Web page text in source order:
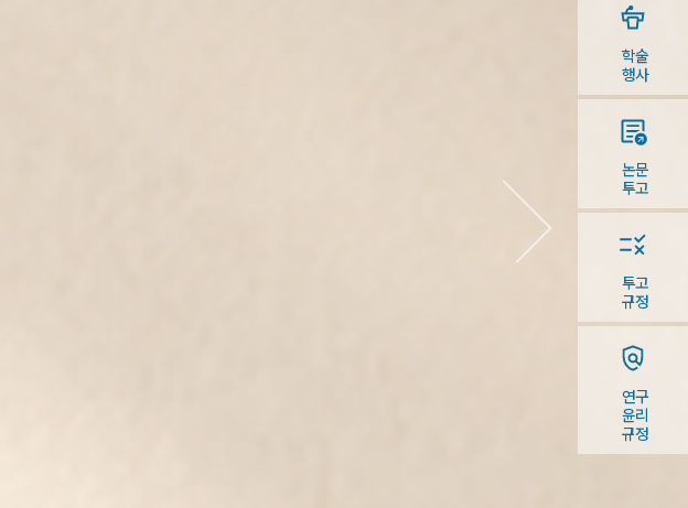
학술
행사
논문
투고
투고
규정
연구
윤리
규정